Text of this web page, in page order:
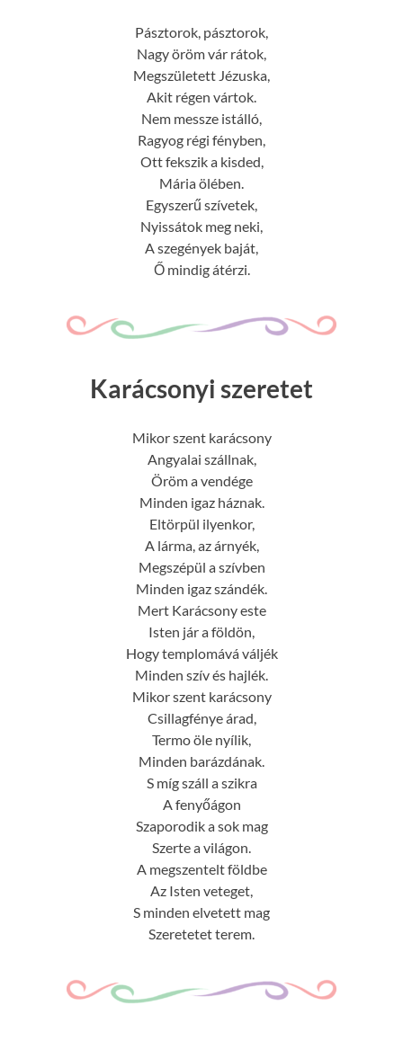
Pásztorok, pásztorok,
Nagy öröm vár rátok,
Megszületett Jézuska,
Akit régen vártok.
Nem messze istálló,
Ragyog régi fényben,
Ott fekszik a kisded,
Mária ölében.
Egyszerű szívetek,
Nyissátok meg neki,
A szegények baját,
Ő mindig átérzi.
Karácsonyi szeretet
Mikor szent karácsony
Angyalai szállnak,
Öröm a vendége
Minden igaz háznak.
Eltörpül ilyenkor,
A lárma, az árnyék,
Megszépül a szívben
Minden igaz szándék.
Mert Karácsony este
Isten jár a földön,
Hogy templomává váljék
Minden szív és hajlék.
Mikor szent karácsony
Csillagfénye árad,
Termo öle nyílik,
Minden barázdának.
S míg száll a szikra
A fenyőágon
Szaporodik a sok mag
Szerte a világon.
A megszentelt földbe
Az Isten veteget,
S minden elvetett mag
Szeretetet terem.